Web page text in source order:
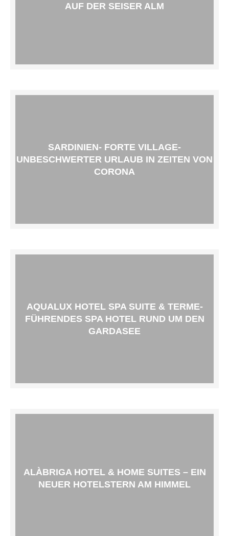
AUF DER SEISER ALM
SARDINIEN- FORTE VILLAGE-
UNBESCHWERTER URLAUB IN ZEITEN VON
CORONA
AQUALUX HOTEL SPA SUITE & TERME-
FÜHRENDES SPA HOTEL RUND UM DEN
GARDASEE
ALÀBRIGA HOTEL & HOME SUITES – EIN
NEUER HOTELSTERN AM HIMMEL